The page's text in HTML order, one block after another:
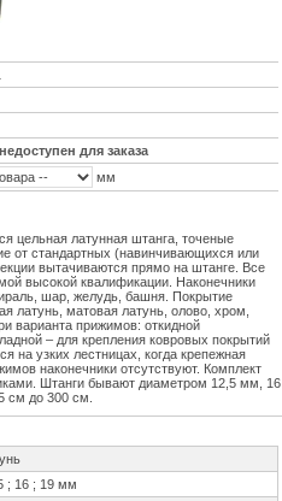
для заказа
мм
цельная латунная штанга, точеные
от стандартных (навинчивающихся или
вытачиваются прямо на штанге. Все
высокой квалификации. Наконечники
шар, желудь, башня. Покрытие
латунь, матовая латунь, олово, хром,
варианта прижимов: откидной
– для крепления ковровых покрытий
на узких лестницах, когда крепежная
наконечники отсутствуют. Комплект
Штанги бывают диаметром 12,5 мм, 16
см до 300 см.
; 16 ; 19 мм